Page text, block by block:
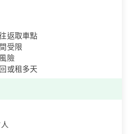
返取車點
受限
險
或租多天